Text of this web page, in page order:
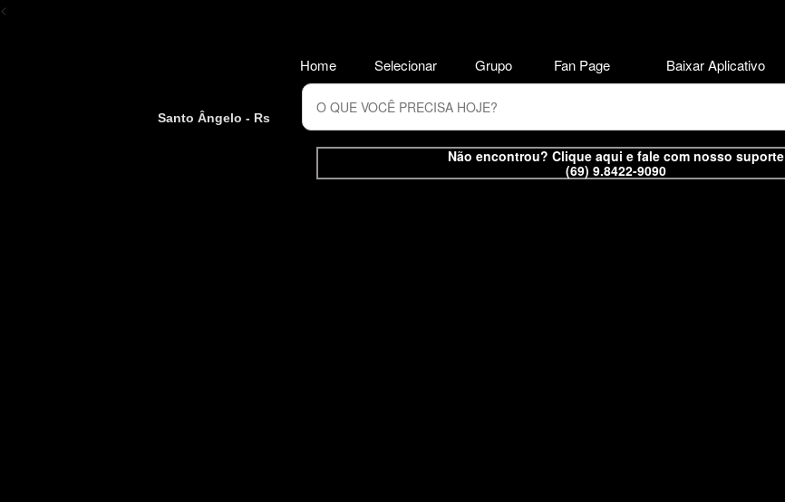
<
Santo Ângelo - Rs
Não encontrou? Clique aqui e fale com nosso suporte
(69) 9.8422-9090
Home Selecionar Grupo Fan Page Baixar Aplicativo